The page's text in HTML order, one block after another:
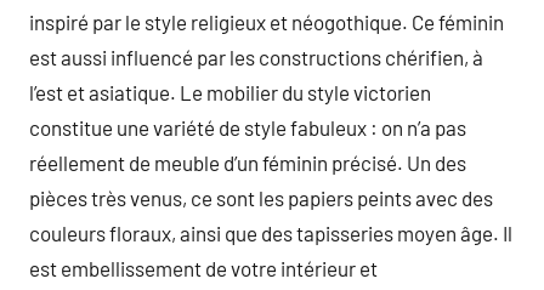
inspiré par le style religieux et néogothique. Ce féminin
est aussi influencé par les constructions chérifien, à
l’est et asiatique. Le mobilier du style victorien
constitue une variété de style fabuleux : on n’a pas
réellement de meuble d’un féminin précisé. Un des
pièces très venus, ce sont les papiers peints avec des
couleurs floraux, ainsi que des tapisseries moyen âge. Il
est embellissement de votre intérieur et